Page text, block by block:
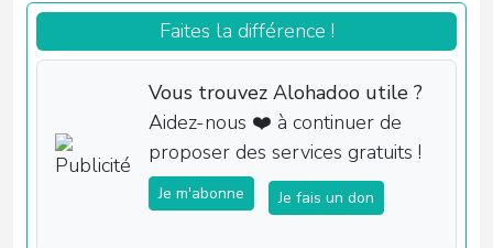
Faites la différence !
Vous trouvez Alohadoo utile ?
Aidez-nous ❤️ à continuer de
proposer des services gratuits !
Je m'abonne Je fais un don